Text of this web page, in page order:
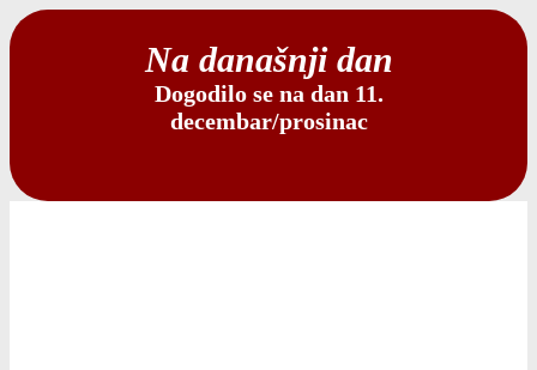
Na današnji dan
Dogodilo se na dan 11.
decembar/prosinac